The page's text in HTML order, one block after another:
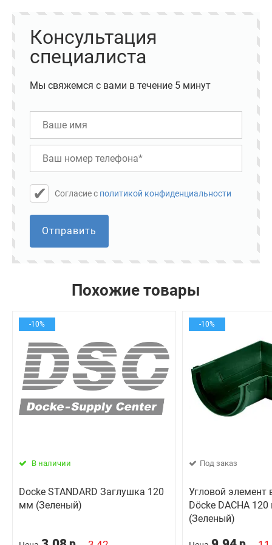
Консультация
специалиста
Мы свяжемся с вами в течение 5 минут
Cогласие с политикой конфиденциальности
Отправить
Похожие товары
-10%
В наличии
Docke STANDARD Заглушка 120
мм (Зеленый)
-10%
Под заказ
Угловой элемент
Döcke DACHA
(Зеленый)